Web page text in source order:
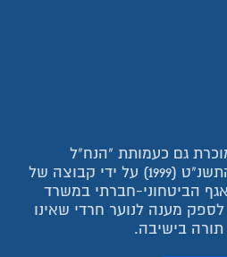
גם כעמותת "הנח"ל
החרדי") הוקמה בשנת התשנ"ט (1999) על ידי קבוצה של
הביטחוני-חברתי במשרד
מענה לנוער חרדי שאינו
בישיבה.